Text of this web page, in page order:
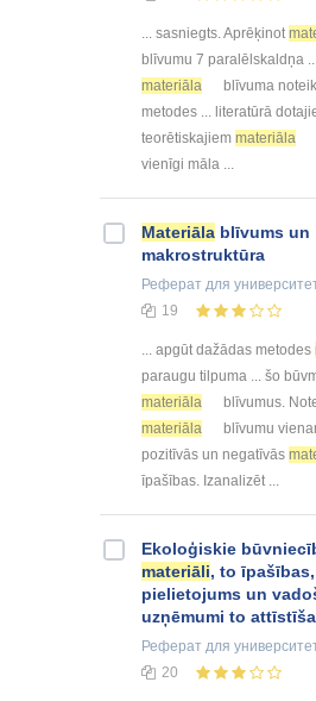
... sasniegts. Aprēķinot
blīvumu 7 paralēlskaldņa
materiāla
blīvuma
metodes ... literatūrā
teorētiskajiem materiāla
vienīgi māla ...
Materiāla blīvums un
makrostruktūra
Реферат для
19
... apgūt dažādas metodes
paraugu tilpuma ... šo
materiāla
blīvumus.
materiāla
blīvumu
pozitīvās un negatīvās
īpašības. Izanalizēt ...
Ekoloģiskie
materiāli, to īpašības,
pielietojums un
uzņēmumi to
Реферат для
20